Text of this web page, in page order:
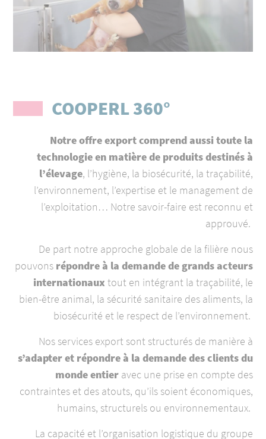
COOPERL 360°
Notre offre export comprend aussi toute la
technologie en matière de produits destinés à
l’élevage, l’hygiène, la biosécurité, la traçabilité,
l’environnement, l’expertise et le management de
l’exploitation… Notre savoir-faire est reconnu et
approuvé.
De part notre approche globale de la filière nous
pouvons répondre à la demande de grands acteurs
internationaux tout en intégrant la traçabilité, le
bien-être animal, la sécurité sanitaire des aliments, la
biosécurité et le respect de l’environnement.
Nos services export sont structurés de manière à
s’adapter et répondre à la demande des clients du
monde entier avec une prise en compte des
contraintes et des atouts, qu’ils soient économiques,
humains, structurels ou environnementaux.
La capacité et l’organisation logistique du groupe